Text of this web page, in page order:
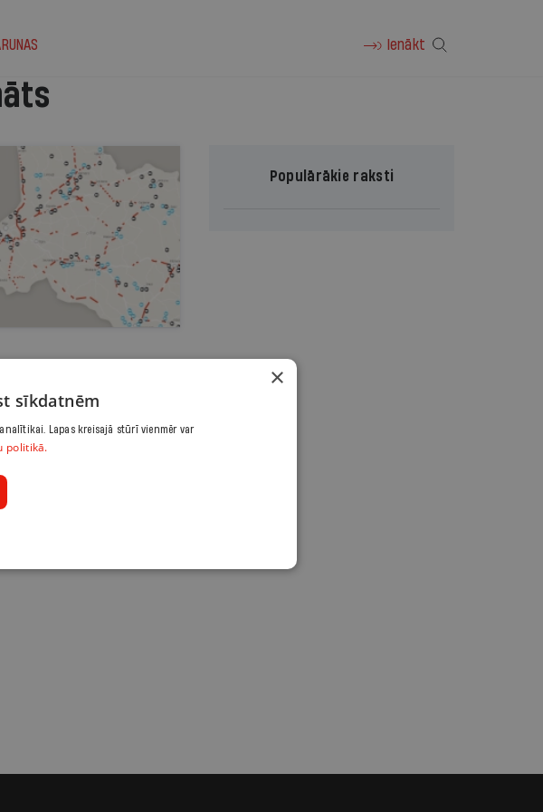
Ienākt
Populārākie raksti
×
sīkdatnēm
Lapas kreisajā stūrī vienmēr var
politikā.